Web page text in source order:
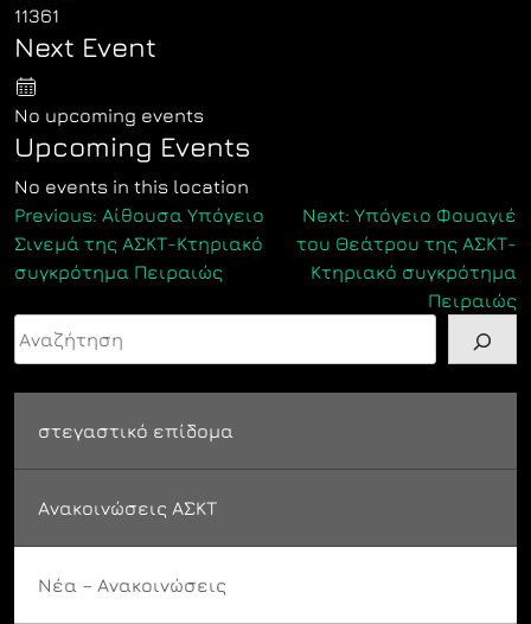
11361
Next Event
No upcoming events
Upcoming Events
No events in this location
Πλοήγηση
άρθρων
Previous: Αίθουσα Υπόγειο
Σινεμά της ΑΣΚΤ-Κτηριακό
συγκρότημα Πειραιώς
Next: Υπόγειο Φουαγιέ
του Θεάτρου της ΑΣΚΤ-
Κτηριακό συγκρότημα
Πειραιώς
Αναζήτηση
στεγαστικό επίδομα
Ανακοινώσεις ΑΣΚΤ
Νέα – Ανακοινώσεις